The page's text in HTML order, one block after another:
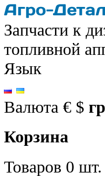
Запчасти к
топливной
Язык
Валюта € $
Корзина
Товаров 0 шт.